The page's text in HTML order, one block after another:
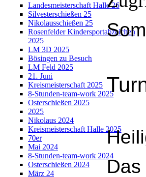
Landesmeisterschaft Halle 26
Silvesterschießen 25
Nikolausschießen 25
Rosenfelder Kindersportabzeichen
2025
LM 3D 2025
Bösingen zu Besuch
LM Feld 2025
21. Juni
Kreismeisterschaft 2025
8-Stunden-team-work 2025
Osterschießen 2025
2025
Nikolaus 2024
Kreismeisterschaft Halle 2025
70er
Mai 2024
8-Stunden-team-work 2024
Osterschießen 2024
März 24
Das